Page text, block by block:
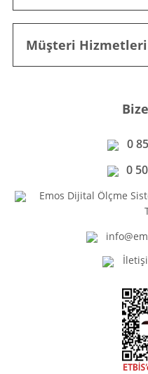
Müşteri Hizmetleri
0
0
Emos Dijital Ölçme